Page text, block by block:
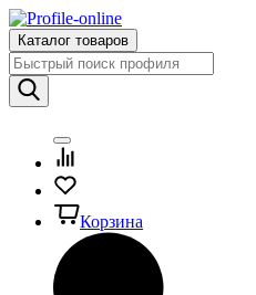
Каталог товаров
Корзина